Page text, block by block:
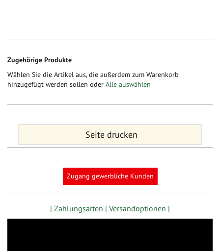
Zugehörige Produkte
Wählen Sie die Artikel aus, die außerdem zum Warenkorb
hinzugefügt werden sollen oder Alle auswählen
Seite drucken
Zugang gewerbliche Kunden
| Zahlungsarten | Versandoptionen |